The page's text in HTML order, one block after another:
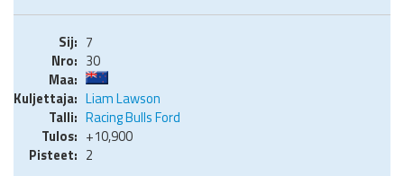
7
30
Liam Lawson
Racing Bulls Ford
+10,900
2